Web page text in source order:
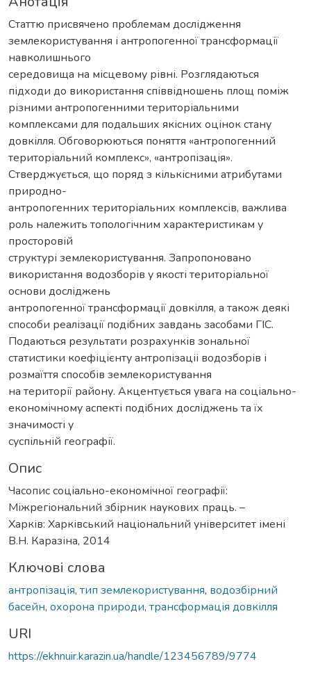
Статтю присвячено проблемам дослідження
землекористування і антропогенної трансформації
навколишнього
середовища на місцевому рівні. Розглядаються
підходи до використання співвідношень площ поміж
різними антропогенними територіальними
комплексами для подальших якісних оцінок стану
довкілля. Обговорюються поняття «антропогенний
територіальний комплекс», «антропізація».
Стверджується, що поряд з кількісними атрибутами
природно-
антропогенних територіальних комплексів, важлива
роль належить топологічним характеристикам у
просторовій
структурі землекористування. Запропоновано
використання водозборів у якості територіальної
основи досліджень
антропогенної трансформації довкілля, а також деякі
способи реалізації подібних завдань засобами ГІС.
Подаються результати розрахунків зональної
статистики коефіцієнту антропізаціі водозборів і
розмаїття способів землекористування
на території району. Акцентується увага на соціально-
економічному аспекті подібних досліджень та їх
значимості у
суспільній географії.
Опис
Часопис соціально-економічної географії:
Міжрегіональний збірник наукових праць. –
Харків: Харківський національний університет імені
В.Н. Каразіна, 2014
Ключові слова
антропізація, тип землекористування, водозбірний
басейн, охорона природи, трансформація довкілля
URI
https://ekhnuir.karazin.ua/handle/123456789/9774